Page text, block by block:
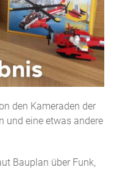
den Kameraden der
und eine etwas andere
Bauplan über Funk,